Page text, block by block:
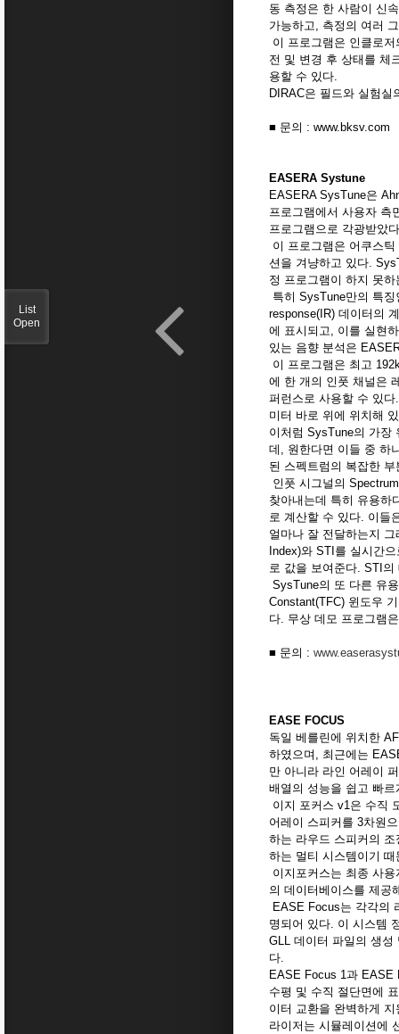
동 측정은 한 사람이 신
가능하고, 측정의 여러
이 프로그램은 인클로
전 및 변경 후 상태를 체
용할 수 있다.
DIRAC은 필드와 실험
■ 문의 : www.bksv.com
EASERA Systune
EASERA SysTune은
프로그램에서 사용자 측
프로그램으로 각광받았
이 프로그램은 어쿠스
션을 겨냥하고 있다.
정 프로그램이 하지 못
특히 SysTune만의 특
response(IR) 데이터의
에 표시되고, 이를 실현
있는 음향 분석은
이 프로그램은 최고
에 한 개의 인풋 채널은
퍼런스로 사용할 수 있
미터 바로 위에 위치해
이처럼 SysTune의 가장
데, 원한다면 이들 중 하
된 스펙트럼의 복잡한
인풋 시그널의
찾아내는데 특히 유용하
로 계산할 수 있다. 이들
얼마나 잘 전달하는지
Index)와 STI를 실시간
로 값을 보여준다. STI
SysTune의 또 다른 유
Constant(TFC) 윈도우
다. 무상 데모 프로그램
■ 문의 :
EASE FOCUS
독일 베를린에 위치한
하였으며, 최근에는
만 아니라 라인 어레이
배열의 성능을 쉽고 빠
이지 포커스 v1은 수직
어레이 스피커를 3차원
하는 라우드 스피커의
하는 멀티 시스템이기
이지포커스는 최종 사
의 데이터베이스를 제공
EASE Focus는 각각의
명되어 있다. 이 시스템
GLL 데이터 파일의 생
다.
EASE Focus 1과 EASE
수평 및 수직 절단면에
이터 교환을 완벽하게
라이저는 시뮬레이션에
List
Open